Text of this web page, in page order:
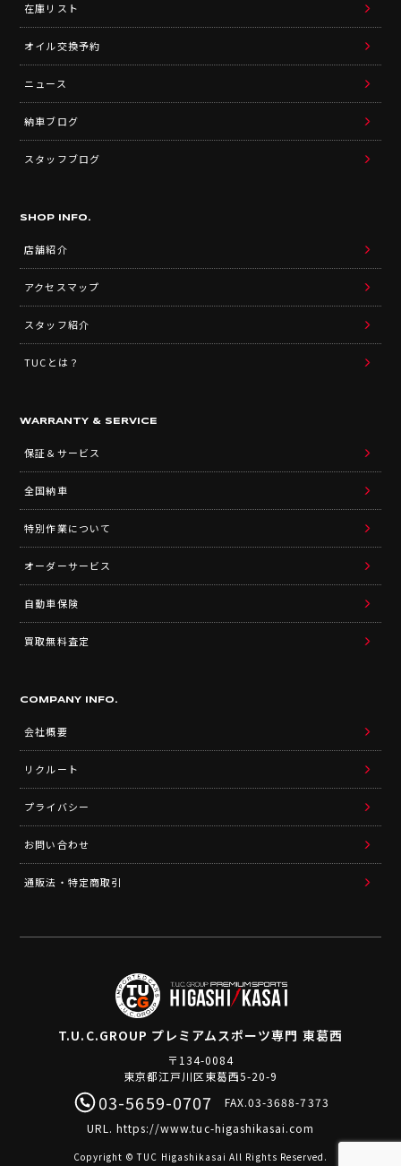
在庫リスト
オイル交換予約
ニュース
納車ブログ
スタッフブログ
SHOP INFO.
店舗紹介
アクセスマップ
スタッフ紹介
TUCとは？
WARRANTY & SERVICE
保証＆サービス
全国納車
特別作業について
オーダーサービス
自動車保険
買取無料査定
COMPANY INFO.
会社概要
リクルート
プライバシー
お問い合わせ
通販法・特定商取引
T.U.C.GROUP プレミアムスポーツ専門 東葛西
〒134-0084
東京都江戸川区東葛西5-20-9
03-5659-0707
FAX.03-3688-7373
URL. https://www.tuc-higashikasai.com
Copyright © TUC Higashikasai All Rights Reserved.